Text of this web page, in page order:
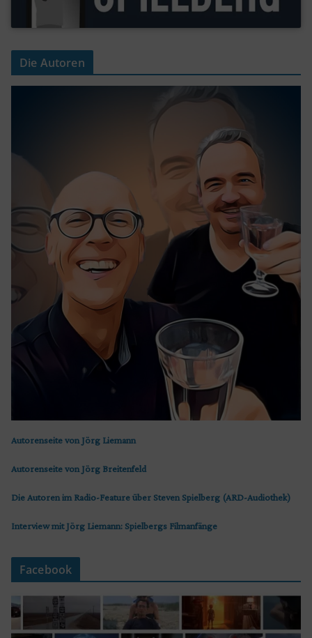
Die Autoren
Autorenseite von Jörg Liemann
Autorenseite von Jörg Breitenfeld
Die Autoren im Radio-Feature über Steven Spielberg (ARD-Audiothek)
Interview mit Jörg Liemann: Spielbergs Filmanfänge
Facebook